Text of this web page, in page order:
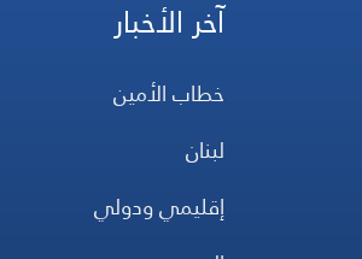
آخر الأخبار
خطاب الأمين
لبنان
إقليمي ودولي